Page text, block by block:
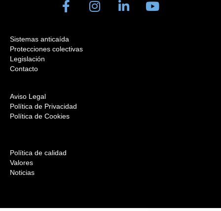
Sistemas anticaída
Protecciones colectivas
Legislación
Contacto
Aviso Legal
Política de Privacidad
Política de Cookies
Política de calidad
Valores
Noticias